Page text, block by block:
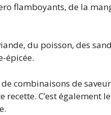
flamboyants, de la
du poisson, des
épicée.
combinaisons de
recette. C’est